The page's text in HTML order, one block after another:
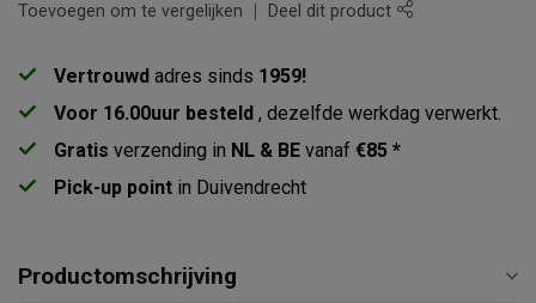
Toevoegen om te vergelijken Deel dit product
Vertrouwd adres sinds 1959!
Voor 16.00uur besteld , dezelfde werkdag verwerkt.
Gratis verzending in NL & BE vanaf €85 *
Pick-up point in Duivendrecht
Productomschrijving